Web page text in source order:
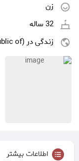
زن
32 ساله
زندگی در Iran (Islamic Republic of)
اطلاعات بیشتر